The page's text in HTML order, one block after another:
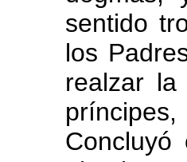
sentido
los
realzar